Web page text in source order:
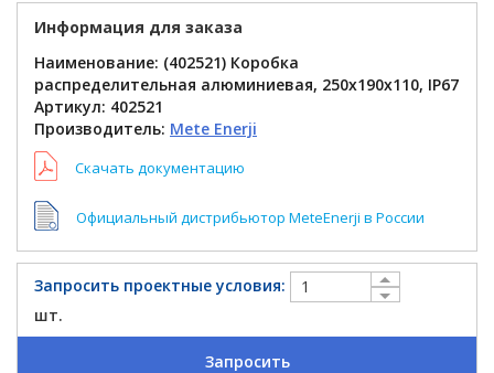
Информация для заказа
Наименование: (402521) Коробка
распределительная алюминиевая, 250x190x110, IP67
Артикул: 402521
Производитель: Mete Enerji
Скачать документацию
Официальный дистрибьютор MeteEnerji в России
Запросить проектные условия:
шт.
Запросить